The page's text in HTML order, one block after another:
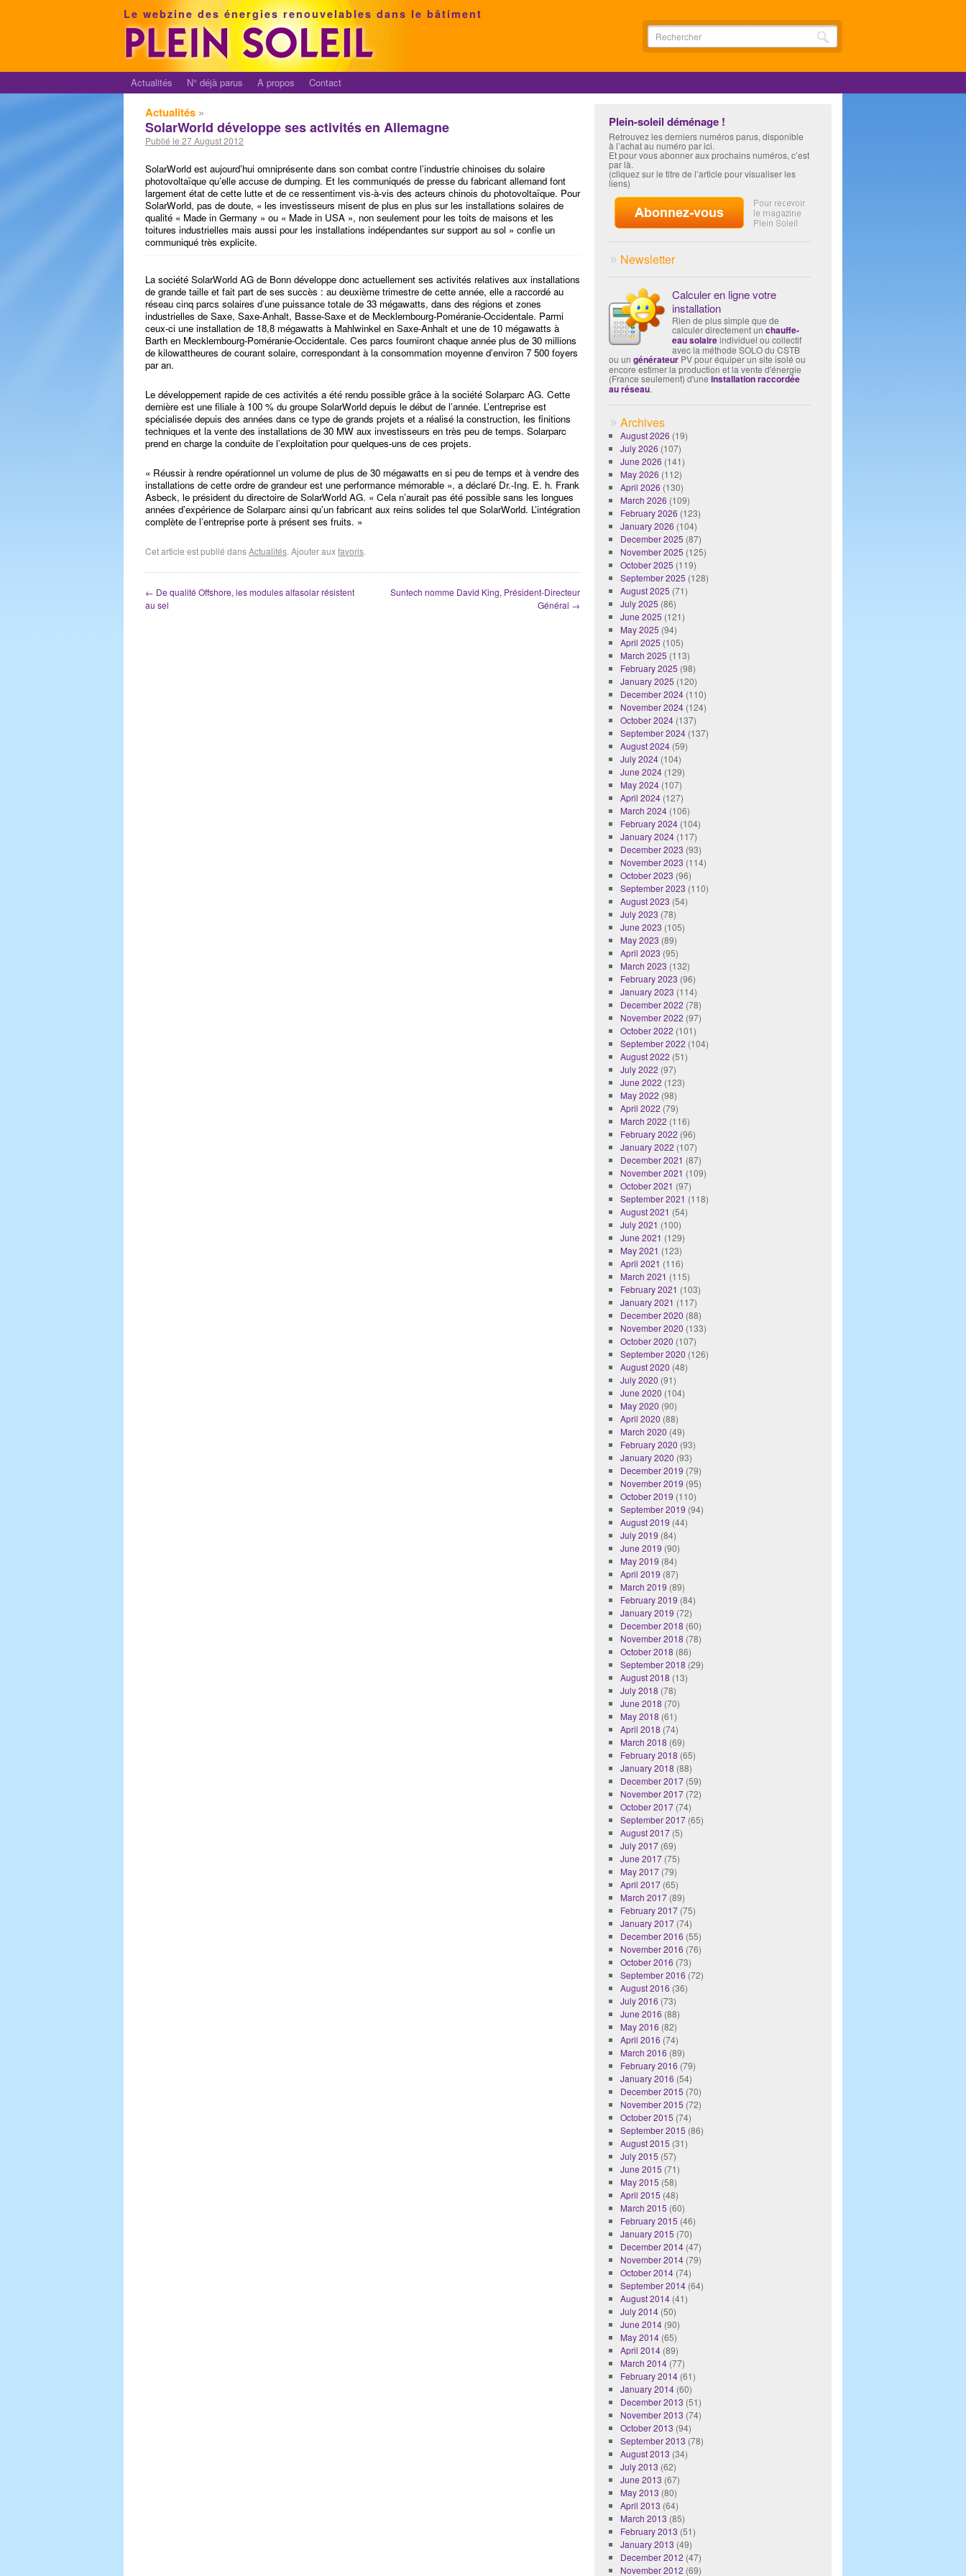
Le webzine des énergies renouvelables dans le bâtiment
Actualités N° déjà parus A propos Contact
Actualités »
SolarWorld développe ses activités en Allemagne
Publié le 27 August 2012
SolarWorld est aujourd’hui omniprésente dans son combat contre l’industrie chinoises du solaire
photovoltaïque qu’elle accuse de dumping. Et les communiqués de presse du fabricant allemand font
largement état de cette lutte et de ce ressentiment vis-à-vis des acteurs chinois du photovoltaïque. Pour
SolarWorld, pas de doute, « les investisseurs misent de plus en plus sur les installations solaires de
qualité « Made in Germany » ou « Made in USA », non seulement pour les toits de maisons et les
toitures industrielles mais aussi pour les installations indépendantes sur support au sol » confie un
communiqué très explicite.
La société SolarWorld AG de Bonn développe donc actuellement ses activités relatives aux installations
de grande taille et fait part de ses succès : au deuxième trimestre de cette année, elle a raccordé au
réseau cinq parcs solaires d’une puissance totale de 33 mégawatts, dans des régions et zones
industrielles de Saxe, Saxe-Anhalt, Basse-Saxe et de Mecklembourg-Poméranie-Occidentale. Parmi
ceux-ci une installation de 18,8 mégawatts à Mahlwinkel en Saxe-Anhalt et une de 10 mégawatts à
Barth en Mecklembourg-Poméranie-Occidentale. Ces parcs fourniront chaque année plus de 30 millions
de kilowattheures de courant solaire, correspondant à la consommation moyenne d’environ 7 500 foyers
par an.
Le développement rapide de ces activités a été rendu possible grâce à la société Solarparc AG. Cette
dernière est une filiale à 100 % du groupe SolarWorld depuis le début de l’année. L’entreprise est
spécialisée depuis des années dans ce type de grands projets et a réalisé la construction, les finitions
techniques et la vente des installations de 30 MW aux investisseurs en très peu de temps. Solarparc
prend en charge la conduite de l’exploitation pour quelques-uns de ces projets.
« Réussir à rendre opérationnel un volume de plus de 30 mégawatts en si peu de temps et à vendre des
installations de cette ordre de grandeur est une performance mémorable », a déclaré Dr.-Ing. E. h. Frank
Asbeck, le président du directoire de SolarWorld AG. « Cela n’aurait pas été possible sans les longues
années d’expérience de Solarparc ainsi qu’un fabricant aux reins solides tel que SolarWorld. L’intégration
complète de l’entreprise porte à présent ses fruits. »
Cet article est publié dansActualités. Ajouter auxfavoris.
← De qualité Offshore, les modules alfasolar résistent
au sel
Suntech nomme David King, Président-Directeur
Général →
Plein-soleil déménage !
Retrouvez les derniers numéros parus, disponible
à l’achat au numéro par ici.
Et pour vous abonner aux prochains numéros, c’est
par là.
(cliquez sur le titre de l’article pour visualiser les
liens)
Newsletter
Calculer en ligne votre
installation
Rien de plus simple que de
calculer directement un chauffe-
eau solaireindividuel ou collectif
avec la méthode SOLO du CSTB
ou un générateur PV pour équiper un site isolé ou
encore estimer la production et la vente d'énergie
(France seulement) d'une installation raccordée
au réseau.
Archives
August 2026 (19)
July 2026 (107)
June 2026 (141)
May 2026 (112)
April 2026 (130)
March 2026 (109)
February 2026 (123)
January 2026 (104)
December 2025 (87)
November 2025 (125)
October 2025 (119)
September 2025 (128)
August 2025 (71)
July 2025 (86)
June 2025 (121)
May 2025 (94)
April 2025 (105)
March 2025 (113)
February 2025 (98)
January 2025 (120)
December 2024(110)
November 2024(124)
October 2024(137)
September 2024(137)
August 2024(59)
July 2024(104)
June 2024(129)
May 2024(107)
April 2024(127)
March 2024(106)
February 2024(104)
January 2024(117)
December 2023 (93)
November 2023 (114)
October 2023 (96)
September 2023 (110)
August 2023 (54)
July 2023 (78)
June 2023 (105)
May 2023 (89)
April 2023 (95)
March 2023 (132)
February 2023 (96)
January 2023 (114)
December 2022 (78)
November 2022 (97)
October 2022 (101)
September 2022 (104)
August 2022 (51)
July 2022 (97)
June 2022 (123)
May 2022 (98)
April 2022 (79)
March 2022 (116)
February 2022 (96)
January 2022 (107)
December 2021 (87)
November 2021 (109)
October 2021 (97)
September 2021 (118)
August 2021 (54)
July 2021 (100)
June 2021 (129)
May 2021 (123)
April 2021 (116)
March 2021 (115)
February 2021 (103)
January 2021 (117)
December 2020 (88)
November 2020 (133)
October 2020 (107)
September 2020 (126)
August 2020 (48)
July 2020 (91)
June 2020 (104)
May 2020 (90)
April 2020 (88)
March 2020 (49)
February 2020 (93)
January 2020 (93)
December 2019 (79)
November 2019 (95)
October 2019 (110)
September 2019 (94)
August 2019 (44)
July 2019 (84)
June 2019 (90)
May 2019 (84)
April 2019 (87)
March 2019 (89)
February 2019 (84)
January 2019 (72)
December 2018 (60)
November 2018 (78)
October 2018 (86)
September 2018 (29)
August 2018 (13)
July 2018 (78)
June 2018 (70)
May 2018 (61)
April 2018 (74)
March 2018 (69)
February 2018 (65)
January 2018 (88)
December 2017(59)
November 2017(72)
October 2017(74)
September 2017(65)
August 2017(5)
July 2017(69)
June 2017(75)
May 2017(79)
April 2017(65)
March 2017(89)
February 2017(75)
January 2017(74)
December 2016 (55)
November 2016 (76)
October 2016 (73)
September 2016 (72)
August 2016 (36)
July 2016 (73)
June 2016 (88)
May 2016 (82)
April 2016 (74)
March 2016 (89)
February 2016 (79)
January 2016 (54)
December 2015 (70)
November 2015 (72)
October 2015 (74)
September 2015 (86)
August 2015 (31)
July 2015 (57)
June 2015 (71)
May 2015 (58)
April 2015 (48)
March 2015 (60)
February 2015 (46)
January 2015 (70)
December 2014(47)
November 2014(79)
October 2014(74)
September 2014(64)
August 2014(41)
July 2014(50)
June 2014(90)
May 2014(65)
April 2014(89)
March 2014(77)
February 2014(61)
January 2014(60)
December 2013 (51)
November 2013 (74)
October 2013 (94)
September 2013 (78)
August 2013 (34)
July 2013 (62)
June 2013 (67)
May 2013 (80)
April 2013 (64)
March 2013 (85)
February 2013 (51)
January 2013 (49)
December 2012 (47)
November 2012 (69)